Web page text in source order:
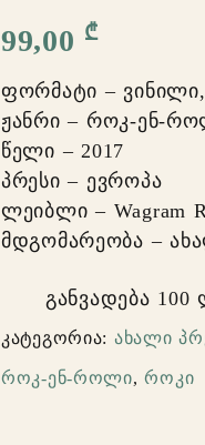
99,00 ₾
ფორმატი –
ჟანრი – როკ-ენ-
წელი – 2017
პრესი – ევროპა
ლეიბლი – Wagram
მდგომარეობა –
განვადება
კატეგორია: ახალი
როკ-ენ-როლი,როკი